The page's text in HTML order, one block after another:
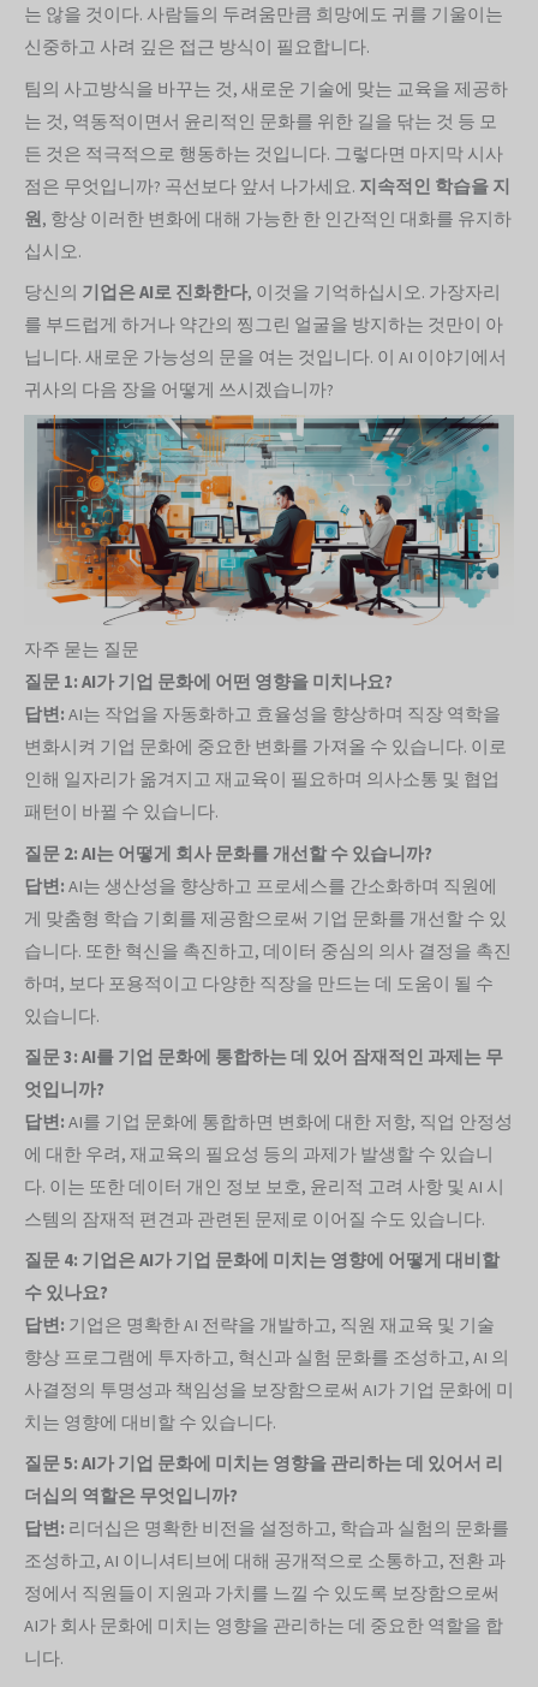
는 않을 것이다. 사람들의 두려움만큼 희망에도 귀를 기울이는
신중하고 사려 깊은 접근 방식이 필요합니다.
팀의 사고방식을 바꾸는 것, 새로운 기술에 맞는 교육을 제공하
는 것, 역동적이면서 윤리적인 문화를 위한 길을 닦는 것 등 모
든 것은 적극적으로 행동하는 것입니다. 그렇다면 마지막 시사
점은 무엇입니까? 곡선보다 앞서 나가세요. 지속적인 학습을 지
원, 항상 이러한 변화에 대해 가능한 한 인간적인 대화를 유지하
십시오.
당신의 기업은 AI로 진화한다, 이것을 기억하십시오. 가장자리
를 부드럽게 하거나 약간의 찡그린 얼굴을 방지하는 것만이 아
닙니다. 새로운 가능성의 문을 여는 것입니다. 이 AI 이야기에서
귀사의 다음 장을 어떻게 쓰시겠습니까?
자주 묻는 질문
질문 1: AI가 기업 문화에 어떤 영향을 미치나요?
답변: AI는 작업을 자동화하고 효율성을 향상하며 직장 역학을
변화시켜 기업 문화에 중요한 변화를 가져올 수 있습니다. 이로
인해 일자리가 옮겨지고 재교육이 필요하며 의사소통 및 협업
패턴이 바뀔 수 있습니다.
질문 2: AI는 어떻게 회사 문화를 개선할 수 있습니까?
답변: AI는 생산성을 향상하고 프로세스를 간소화하며 직원에
게 맞춤형 학습 기회를 제공함으로써 기업 문화를 개선할 수 있
습니다. 또한 혁신을 촉진하고, 데이터 중심의 의사 결정을 촉진
하며, 보다 포용적이고 다양한 직장을 만드는 데 도움이 될 수
있습니다.
질문 3: AI를 기업 문화에 통합하는 데 있어 잠재적인 과제는 무
엇입니까?
답변: AI를 기업 문화에 통합하면 변화에 대한 저항, 직업 안정성
에 대한 우려, 재교육의 필요성 등의 과제가 발생할 수 있습니
다. 이는 또한 데이터 개인 정보 보호, 윤리적 고려 사항 및 AI 시
스템의 잠재적 편견과 관련된 문제로 이어질 수도 있습니다.
질문 4: 기업은 AI가 기업 문화에 미치는 영향에 어떻게 대비할
수 있나요?
답변: 기업은 명확한 AI 전략을 개발하고, 직원 재교육 및 기술
향상 프로그램에 투자하고, 혁신과 실험 문화를 조성하고, AI 의
사결정의 투명성과 책임성을 보장함으로써 AI가 기업 문화에 미
치는 영향에 대비할 수 있습니다.
질문 5: AI가 기업 문화에 미치는 영향을 관리하는 데 있어서 리
더십의 역할은 무엇입니까?
답변: 리더십은 명확한 비전을 설정하고, 학습과 실험의 문화를
조성하고, AI 이니셔티브에 대해 공개적으로 소통하고, 전환 과
정에서 직원들이 지원과 가치를 느낄 수 있도록 보장함으로써
AI가 회사 문화에 미치는 영향을 관리하는 데 중요한 역할을 합
니다.